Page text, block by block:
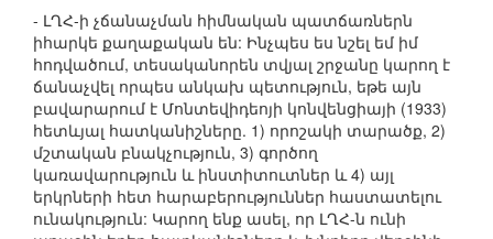
- ԼՂՀ-ի չճանաչման հիմնական պատճառներն
իհարկե քաղաքական են: Ինչպես ես նշել եմ իմ
հոդվածում, տեսականորեն տվյալ շրջանը կարող է
ճանաչվել որպես անկախ պետություն, եթե այն
բավարարում է Մոնտեվիդեոյի կոնվենցիայի (1933)
հետևյալ հատկանիշները. 1) որոշակի տարածք, 2)
մշտական բնակչություն, 3) գործող
կառավարություն և ինստիտուտներ և 4) այլ
երկրների հետ հարաբերություններ հաստատելու
ունակություն: Կարող ենք ասել, որ ԼՂՀ-ն ունի